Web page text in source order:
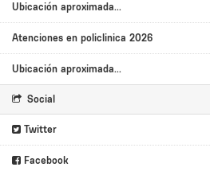
Ubicación aproximada...
Atenciones en policlinica 2026
Ubicación aproximada...
Social
Twitter
Facebook